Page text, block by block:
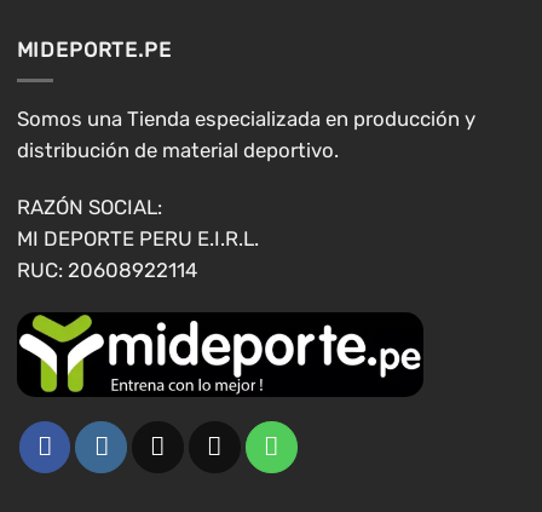
elegir
en
MIDEPORTE.PE
Somos una Tienda especializada en producción y
distribución de material deportivo.
RAZÓN SOCIAL:
MI DEPORTE PERU E.I.R.L.
RUC: 20608922114